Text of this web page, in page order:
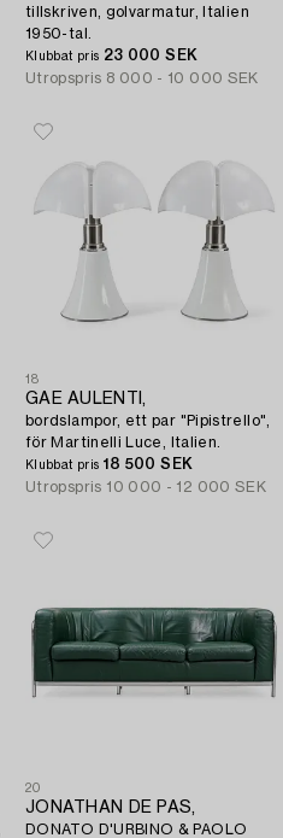
tillskriven, golvarmatur, Italien
1950-tal.
Klubbat pris 23 000 SEK
Utropspris 8 000 - 10 000 SEK
18
GAE AULENTI,
bordslampor, ett par "Pipistrello",
för Martinelli Luce, Italien.
Klubbat pris 18 500 SEK
Utropspris 10 000 - 12 000 SEK
20
JONATHAN DE PAS,
DONATO D'URBINO & PAOLO